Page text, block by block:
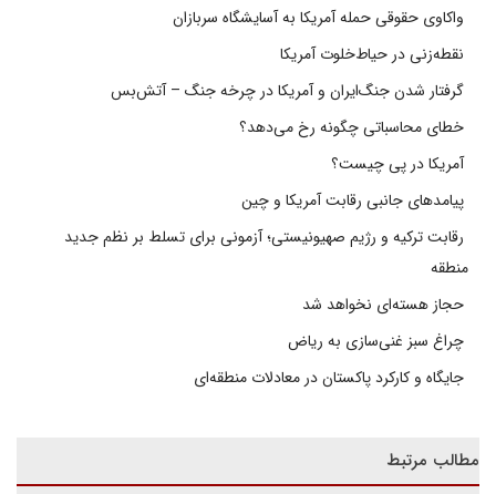
واکاوی حقوقی حمله آمریکا به آسایشگاه سربازان
نقطه‌زنی در حیاط‌خلوت آمریکا
گرفتار شدن جنگ‌ایران و آمریکا در چرخه جنگ – آتش‌بس
خطای محاسباتی چگونه رخ می‌دهد؟
آمریکا در پی چیست؟
پیامدهای جانبی رقابت آمریکا و چین
رقابت ترکیه و رژیم صهیونیستی؛ آزمونی برای تسلط بر نظم جدید
منطقه
حجاز هسته‌ای نخواهد شد
چراغ سبز غنی‌سازی به ریاض
جایگاه و کارکرد پاکستان در معادلات منطقه‌ای
مطالب مرتبط